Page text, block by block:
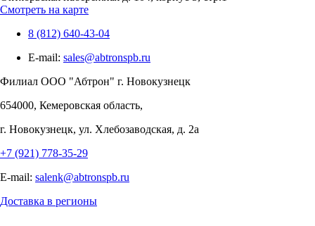
Смотреть на карте
8 (812) 640-43-04
E-mail: sales@abtronspb.ru
Филиал OOO "Абтрон" г. Новокузнецк
654000, Кемеровская область,
г. Новокузнецк, ул. Хлебозаводская, д. 2а
+7 (921) 778-35-29
E-mail: salenk@abtronspb.ru
Доставка в регионы